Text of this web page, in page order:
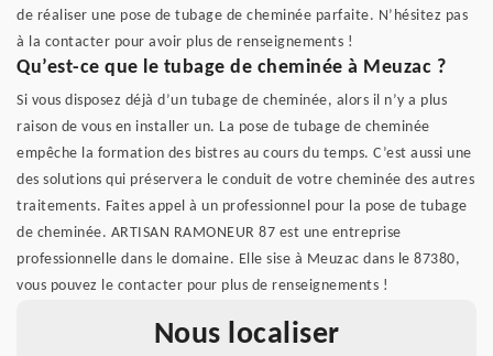
de réaliser une pose de tubage de cheminée parfaite. N’hésitez pas
à la contacter pour avoir plus de renseignements !
Qu’est-ce que le tubage de cheminée à Meuzac ?
Si vous disposez déjà d’un tubage de cheminée, alors il n’y a plus
raison de vous en installer un. La pose de tubage de cheminée
empêche la formation des bistres au cours du temps. C’est aussi une
des solutions qui préservera le conduit de votre cheminée des autres
traitements. Faites appel à un professionnel pour la pose de tubage
de cheminée. ARTISAN RAMONEUR 87 est une entreprise
professionnelle dans le domaine. Elle sise à Meuzac dans le 87380,
vous pouvez le contacter pour plus de renseignements !
Nous localiser